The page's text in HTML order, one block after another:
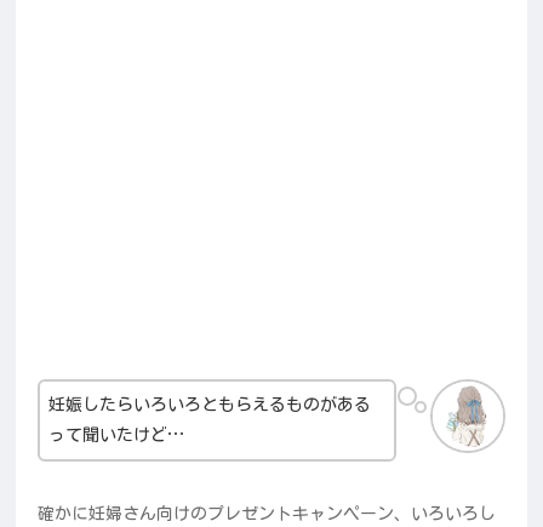
妊娠したらいろいろともらえるものがある
って聞いたけど…
確かに妊婦さん向けのプレゼントキャンペーン、いろいろし